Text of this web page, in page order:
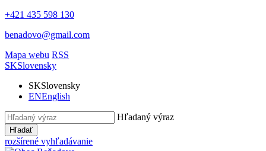
+421 435 598 130
benadovo@gmail.com
Mapa webu RSS
SKSlovensky
SKSlovensky
ENEnglish
Hľadaný výraz
Hľadať
rozšírené vyhľadávanie